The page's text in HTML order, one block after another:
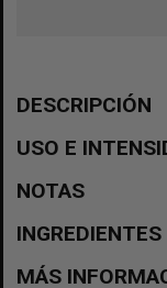
DESCRIPCIÓN
USO E
NOTAS
INGREDIENTES
MÁS